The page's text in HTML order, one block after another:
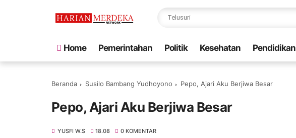
Home Pemerintahan Politik Kesehatan Pendidikan
Beranda Susilo Bambang Yudhoyono Pepo, Ajari Aku Berjiwa Besar
Pepo, Ajari Aku Berjiwa Besar
YUSFI W.S 18.08 0 KOMENTAR